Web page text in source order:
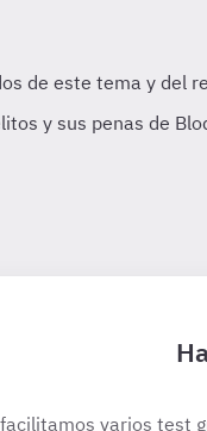
y sus penas de
varios test